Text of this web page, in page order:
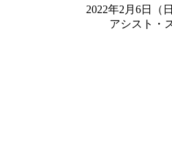
2022年2月6日（
アシスト・